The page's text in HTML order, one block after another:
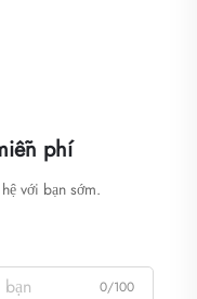
phí
với bạn sớm.
0/100